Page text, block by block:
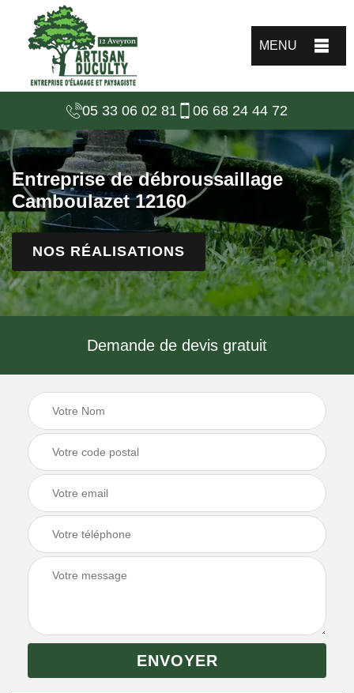
MENU
05 33 06 02 81 06 68 24 44 72
Entreprise de débroussaillage
Camboulazet 12160
NOS RÉALISATIONS
Demande de devis gratuit